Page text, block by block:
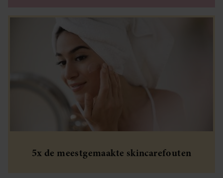
5x de meestgemaakte skincarefouten